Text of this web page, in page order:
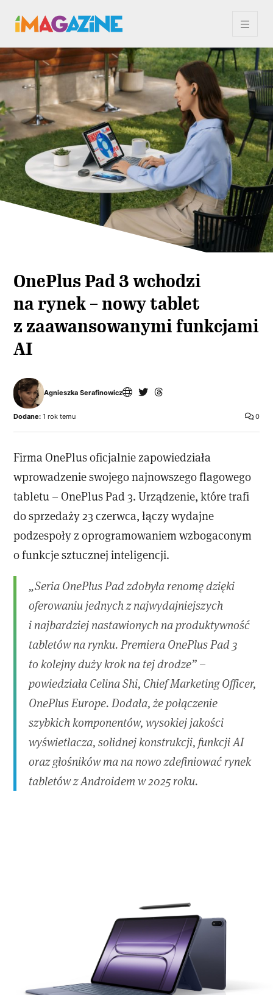
OnePlus Pad 3 wchodzi
na rynek – nowy tablet
z zaawansowanymi funkcjami
AI
Agnieszka Serafinowicz
0
Dodane: 1 rok temu
Firma OnePlus oficjalnie zapowiedziała
wprowadzenie swojego najnowszego flagowego
tabletu – OnePlus Pad 3. Urządzenie, które trafi
do sprzedaży 23 czerwca, łączy wydajne
podzespoły z oprogramowaniem wzbogaconym
o funkcje sztucznej inteligencji.
„Seria OnePlus Pad zdobyła renomę dzięki
oferowaniu jednych z najwydajniejszych
i najbardziej nastawionych na produktywność
tabletów na rynku. Premiera OnePlus Pad 3
to kolejny duży krok na tej drodze” –
powiedziała Celina Shi, Chief Marketing Officer,
OnePlus Europe. Dodała, że połączenie
szybkich komponentów, wysokiej jakości
wyświetlacza, solidnej konstrukcji, funkcji AI
oraz głośników ma na nowo zdefiniować rynek
tabletów z Androidem w 2025 roku.